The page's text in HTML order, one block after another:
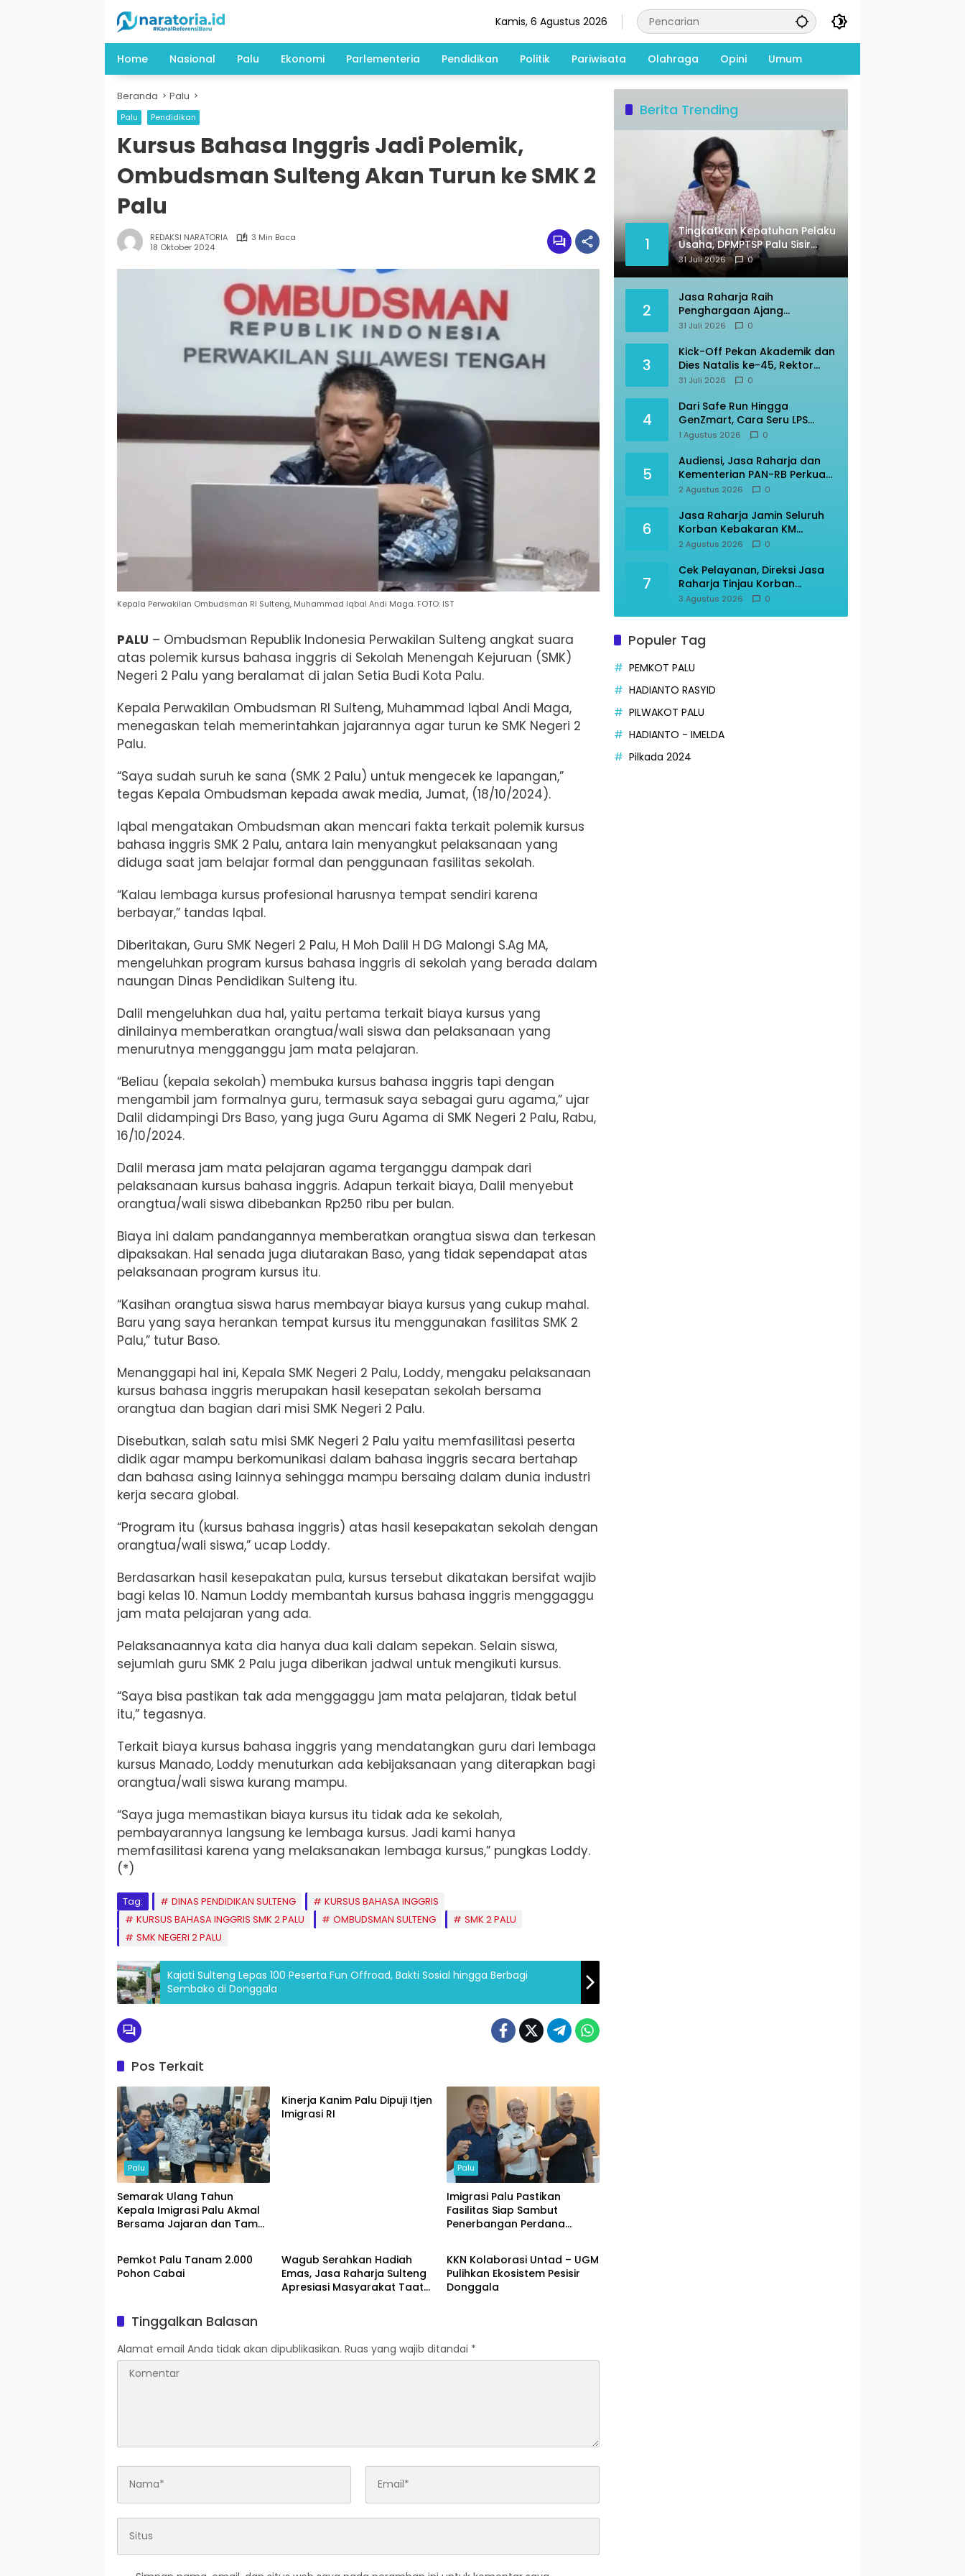
Kamis, 6 Agustus 2026
Home Nasional Palu Ekonomi Parlementeria Pendidikan Politik Pariwisata Olahraga Opini Umum
Beranda Palu
Palu Pendidikan
Kursus Bahasa Inggris Jadi Polemik,
Ombudsman Sulteng Akan Turun ke SMK 2
Palu
REDAKSI NARATORIA
3 Min Baca
18 Oktober 2024
Kepala Perwakilan Ombudsman RI Sulteng, Muhammad Iqbal Andi Maga. FOTO: IST
PALU – Ombudsman Republik Indonesia Perwakilan Sulteng angkat suara
atas polemik kursus bahasa inggris di Sekolah Menengah Kejuruan (SMK)
Negeri 2 Palu yang beralamat di jalan Setia Budi Kota Palu.
Kepala Perwakilan Ombudsman RI Sulteng, Muhammad Iqbal Andi Maga,
menegaskan telah memerintahkan jajarannya agar turun ke SMK Negeri 2
Palu.
“Saya sudah suruh ke sana (SMK 2 Palu) untuk mengecek ke lapangan,”
tegas Kepala Ombudsman kepada awak media, Jumat, (18/10/2024).
Iqbal mengatakan Ombudsman akan mencari fakta terkait polemik kursus
bahasa inggris SMK 2 Palu, antara lain menyangkut pelaksanaan yang
diduga saat jam belajar formal dan penggunaan fasilitas sekolah.
“Kalau lembaga kursus profesional harusnya tempat sendiri karena
berbayar,” tandas Iqbal.
Diberitakan, Guru SMK Negeri 2 Palu, H Moh Dalil H DG Malongi S.Ag MA,
mengeluhkan program kursus bahasa inggris di sekolah yang berada dalam
naungan Dinas Pendidikan Sulteng itu.
Dalil mengeluhkan dua hal, yaitu pertama terkait biaya kursus yang
dinilainya memberatkan orangtua/wali siswa dan pelaksanaan yang
menurutnya mengganggu jam mata pelajaran.
“Beliau (kepala sekolah) membuka kursus bahasa inggris tapi dengan
mengambil jam formalnya guru, termasuk saya sebagai guru agama,” ujar
Dalil didampingi Drs Baso, yang juga Guru Agama di SMK Negeri 2 Palu, Rabu,
16/10/2024.
Dalil merasa jam mata pelajaran agama terganggu dampak dari
pelaksanaan kursus bahasa inggris. Adapun terkait biaya, Dalil menyebut
orangtua/wali siswa dibebankan Rp250 ribu per bulan.
Biaya ini dalam pandangannya memberatkan orangtua siswa dan terkesan
dipaksakan. Hal senada juga diutarakan Baso, yang tidak sependapat atas
pelaksanaan program kursus itu.
“Kasihan orangtua siswa harus membayar biaya kursus yang cukup mahal.
Baru yang saya herankan tempat kursus itu menggunakan fasilitas SMK 2
Palu,” tutur Baso.
Menanggapi hal ini, Kepala SMK Negeri 2 Palu, Loddy, mengaku pelaksanaan
kursus bahasa inggris merupakan hasil kesepatan sekolah bersama
orangtua dan bagian dari misi SMK Negeri 2 Palu.
Disebutkan, salah satu misi SMK Negeri 2 Palu yaitu memfasilitasi peserta
didik agar mampu berkomunikasi dalam bahasa inggris secara bertahap
dan bahasa asing lainnya sehingga mampu bersaing dalam dunia industri
kerja secara global.
“Program itu (kursus bahasa inggris) atas hasil kesepakatan sekolah dengan
orangtua/wali siswa,” ucap Loddy.
Berdasarkan hasil kesepakatan pula, kursus tersebut dikatakan bersifat wajib
bagi kelas 10. Namun Loddy membantah kursus bahasa inggris menggaggu
jam mata pelajaran yang ada.
Pelaksanaannya kata dia hanya dua kali dalam sepekan. Selain siswa,
sejumlah guru SMK 2 Palu juga diberikan jadwal untuk mengikuti kursus.
“Saya bisa pastikan tak ada menggaggu jam mata pelajaran, tidak betul
itu,” tegasnya.
Terkait biaya kursus bahasa inggris yang mendatangkan guru dari lembaga
kursus Manado, Loddy menuturkan ada kebijaksanaan yang diterapkan bagi
orangtua/wali siswa kurang mampu.
“Saya juga memastikan biaya kursus itu tidak ada ke sekolah,
pembayarannya langsung ke lembaga kursus. Jadi kami hanya
memfasilitasi karena yang melaksanakan lembaga kursus,” pungkas Loddy.
(*)
Tag: DINAS PENDIDIKAN SULTENG
KURSUS BAHASA INGGRIS
KURSUS BAHASA INGGRIS SMK 2 PALU
OMBUDSMAN SULTENG
SMK 2 PALU
SMK NEGERI 2 PALU
Kajati Sulteng Lepas 100 Peserta Fun Offroad, Bakti Sosial hingga Berbagi
Sembako di Donggala
Pos Terkait
Palu
Semarak Ulang Tahun
Kepala Imigrasi Palu Akmal
Bersama Jajaran dan Tamu
Kinerja Kanim Palu Dipuji Itjen
Imigrasi RI
Palu
Imigrasi Palu Pastikan
Fasilitas Siap Sambut
Penerbangan Perdana
Palu
Pemkot Palu Tanam 2.000
Pohon Cabai
Wagub Serahkan Hadiah
Emas, Jasa Raharja Sulteng
Apresiasi Masyarakat Taat
Daerah
KKN Kolaborasi Untad – UGM
Pulihkan Ekosistem Pesisir
Donggala
Tinggalkan Balasan
Alamat email Anda tidak akan dipublikasikan. Ruas yang wajib ditandai *
Berita Trending
1
Tingkatkan Kepatuhan Pelaku
Usaha, DPMPTSP Palu Sisir
Warkop – Restoran
31 Juli 2026 0
2
Jasa Raharja Raih
Penghargaan Ajang
Transportasi Indonesia
31 Juli 2026 0
3
Kick-Off Pekan Akademik dan
Dies Natalis ke-45, Rektor
Prof Amar: “KITA” Untad
31 Juli 2026 0
4
Dari Safe Run Hingga
GenZmart, Cara Seru LPS
Edukasi Warga Palu Cerdas
1 Agustus 2026 0
5
Audiensi, Jasa Raharja dan
Kementerian PAN-RB Perkuat
Koordinasi
2 Agustus 2026 0
6
Jasa Raharja Jamin Seluruh
Korban Kebakaran KM
Mutiara Sentosa II
2 Agustus 2026 0
7
Cek Pelayanan, Direksi Jasa
Raharja Tinjau Korban
Kebakaran KM Mutiara
3 Agustus 2026 0
Populer Tag
PEMKOT PALU
HADIANTO RASYID
PILWAKOT PALU
HADIANTO - IMELDA
Pilkada 2024